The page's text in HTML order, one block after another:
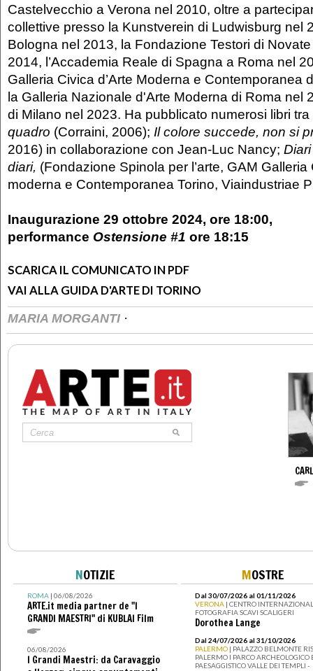
Castelvecchio a Verona nel 2010, oltre a
collettive presso la Kunstverein di Ludwisburg nel
Bologna nel 2013, la Fondazione Testori di
2014, l’Accademia Reale di Spagna a Roma nel
Galleria Civica d’Arte Moderna e Contemporanea
la Galleria Nazionale d'Arte Moderna di Roma nel
di Milano nel 2023. Ha pubblicato numerosi libri
quadro (Corraini, 2006); Il colore succede, non si
2016) in collaborazione con Jean-Luc Nancy;
diari, (Fondazione Spinola per l’arte, GAM
moderna e Contemporanea Torino, Viaindustriae
Inaugurazione 29 ottobre 2024, ore 18:00,
performance Ostensione #1 ore 18:15
SCARICA IL COMUNICATO IN PDF
VAI ALLA GUIDA D'ARTE DI TORINO
MARIA MORGANTI ·
NOTIZIE
ROMA| 06/08/2026
ARTE.it media partner de "I
GRANDI MAESTRI" di KUBLAI Film
06/08/2026
I Grandi Maestri: da Caravaggio
MOSTRE
Dal 30/07/2026 al 01/11/2026
VERONA | CENTRO
FOTOGRAFIA SCAVI SCALIGERI
Dorothea Lange
Dal 24/07/2026 al 31/10/2026
PALERMO | PALAZZO BELMONTE
PALERMO I PARCO ARCHEOLOGICO
PAESAGGISTICO VALLE DEI TEMPLI -